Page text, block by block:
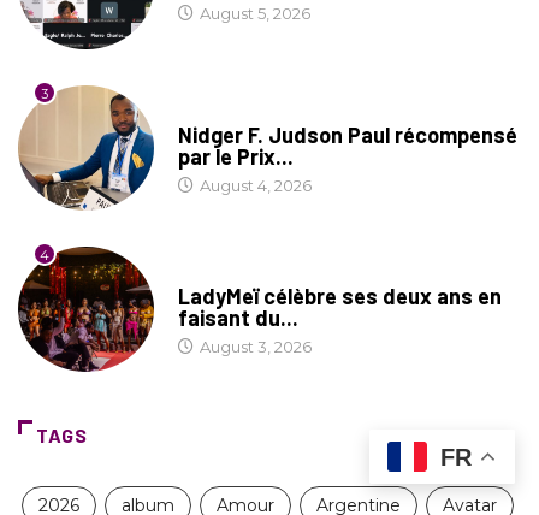
August 5, 2026
3
Nidger F. Judson Paul récompensé
par le Prix...
August 4, 2026
4
LadyMeï célèbre ses deux ans en
faisant du...
August 3, 2026
TAGS
2026 album Amour Argentine Avatar
FR